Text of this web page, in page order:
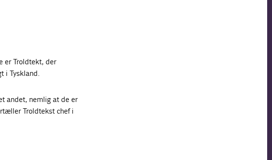
er Troldtekt, der
i Tyskland.
andet, nemlig at de er
Troldtekst chef i